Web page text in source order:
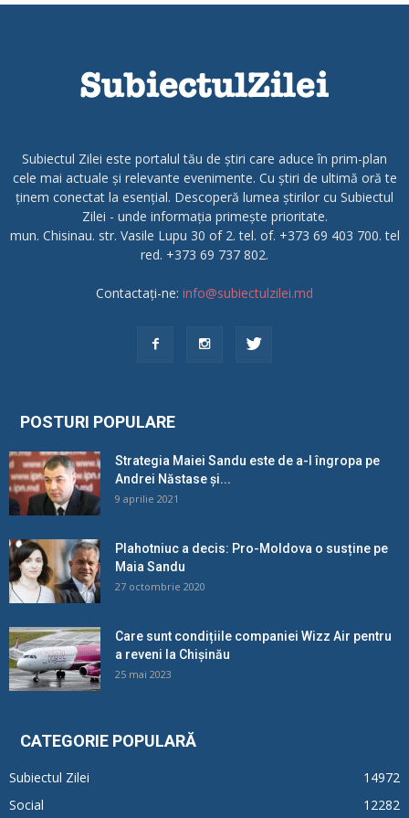
Subiectul Zilei este portalul tău de știri care aduce în prim-plan
cele mai actuale și relevante evenimente. Cu știri de ultimă oră te
ținem conectat la esențial. Descoperă lumea știrilor cu Subiectul
Zilei - unde informația primește prioritate.
mun. Chisinau. str. Vasile Lupu 30 of 2. tel. of. +373 69 403 700. tel
red. +373 69 737 802.
Contactați-ne: info@subiectulzilei.md
POSTURI POPULARE
Strategia Maiei Sandu este de a-l îngropa pe
Andrei Năstase și...
9 aprilie 2021
Plahotniuc a decis: Pro-Moldova o susține pe
Maia Sandu
27 octombrie 2020
Care sunt condițiile companiei Wizz Air pentru
a reveni la Chișinău
25 mai 2023
CATEGORIE POPULARĂ
Subiectul Zilei
14972
Social
12282